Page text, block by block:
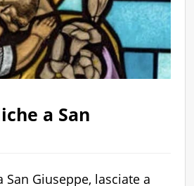
a San
San Giuseppe, lasciate a